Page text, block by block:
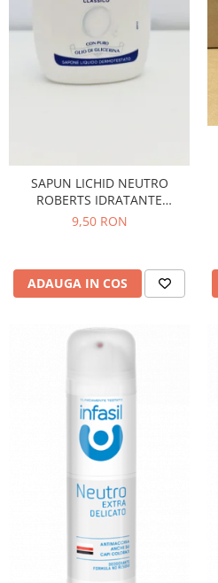
Produse de patiserie
SAPUN LICHID NEUTRO
ROBERTS IDRATANTE
CLASSICO 200 ML
9,50 RON
ADAUGA IN COS